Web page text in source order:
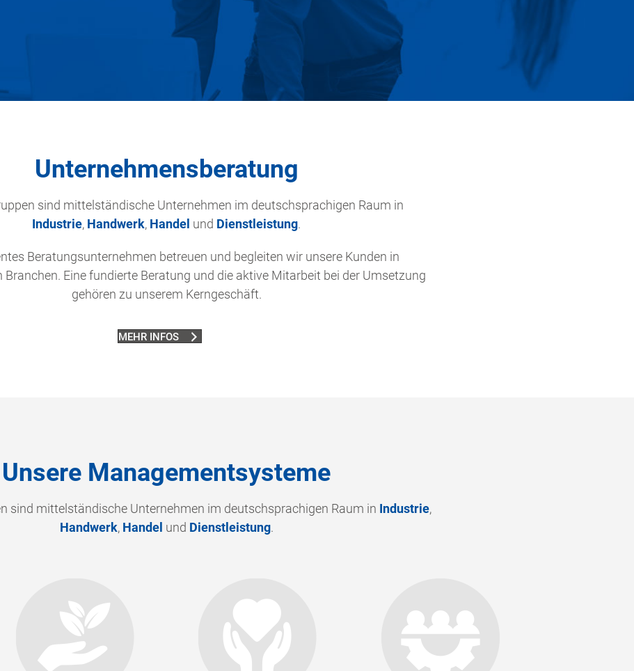
Unternehmensberatung
sind mittelständische Unternehmen im deutschsprachigen Raum in
Industrie, Handwerk, Handel und Dienstleistung.
Beratungsunternehmen betreuen und begleiten wir unsere Kunden in
Branchen. Eine fundierte Beratung und die aktive Mitarbeit bei der Umsetzung
gehören zu unserem Kerngeschäft.
MEHR INFOS
Unsere Managementsysteme
sind mittelständische Unternehmen im deutschsprachigen Raum in Industrie,
Handwerk, Handel und Dienstleistung.